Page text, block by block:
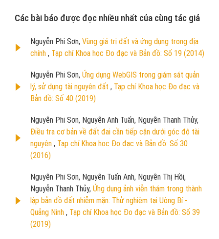
Các bài báo được đọc nhiều nhất của cùng tác giả
Nguyễn Phi Sơn, Vùng giá trị đất và ứng dụng trong địa
chính , Tạp chí Khoa học Đo đạc và Bản đồ: Số 19 (2014)
Nguyễn Phi Sơn, Ứng dụng WebGIS trong giám sát quản
lý, sử dụng tài nguyên đất , Tạp chí Khoa học Đo đạc và
Bản đồ: Số 40 (2019)
Nguyễn Phi Sơn, Nguyễn Anh Tuấn, Nguyễn Thanh Thủy,
Điều tra cơ bản về đất đai cần tiếp cận dưới góc độ tài
nguyên , Tạp chí Khoa học Đo đạc và Bản đồ: Số 30
(2016)
Nguyễn Phi Sơn, Nguyễn Tuấn Anh, Nguyễn Thị Hồi,
Nguyễn Thanh Thủy, Ứng dụng ảnh viễn thám trong thành
lập bản đồ đất nhiễm mặn: Thử nghiệm tại Uông Bí -
Quảng Ninh , Tạp chí Khoa học Đo đạc và Bản đồ: Số 39
(2019)